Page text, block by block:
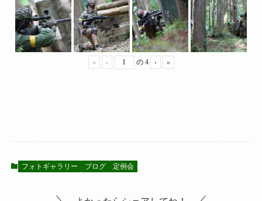
« ‹ の 4 › »
フォトギャラリー ブログ 定例会